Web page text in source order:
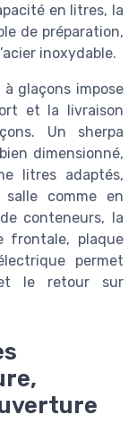
en litres, la
de préparation,
inoxydable.
glaçons impose
et la livraison
Un sherpa
dimensionné,
litres adaptés,
comme en
conteneurs, la
frontale, plaque
permet
le retour sur